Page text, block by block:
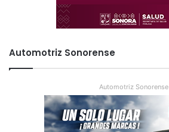
Automotriz Sonorense
Automotriz Sonorense